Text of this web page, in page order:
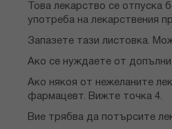
Това лекарство се отпуска
употреба на лекарствения
Запазете тази листовка.
Ако се нуждаете от
Ако някоя от нежеланите
фармацевт. Вижте точка 4.
Вие трябва да потърсите